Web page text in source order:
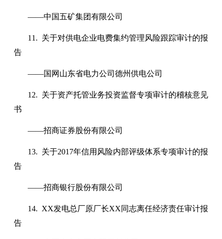
——中国五矿集团有限公司
11. 关于对供电企业电费集约管理风险跟踪审计的报
告
——国网山东省电力公司德州供电公司
12. 关于资产托管业务投资监督专项审计的稽核意见
书
——招商证券股份有限公司
13. 关于2017年信用风险内部评级体系专项审计的报
告
——招商银行股份有限公司
14. XX发电总厂原厂长XX同志离任经济责任审计报
告